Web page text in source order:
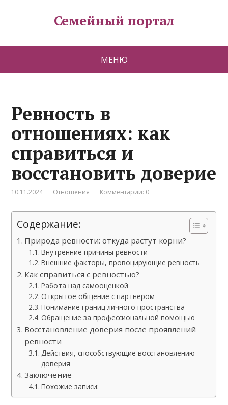
Семейный портал
МЕНЮ
Ревность в
отношениях: как
справиться и
восстановить доверие
10.11.2024 Отношения Комментарии: 0
Содержание:
Природа ревности: откуда растут корни?
Внутренние причины ревности
Внешние факторы, провоцирующие ревность
Как справиться с ревностью?
Работа над самооценкой
Открытое общение с партнером
Понимание границ личного пространства
Обращение за профессиональной помощью
Восстановление доверия после проявлений
ревности
Действия, способствующие восстановлению
доверия
Заключение
Похожие записи: